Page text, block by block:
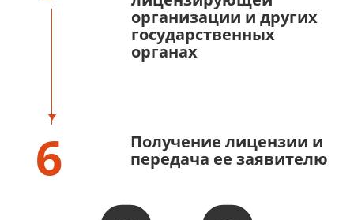
организации и других
государственных
органах
6
Получение лицензии и
передача ее заявителю